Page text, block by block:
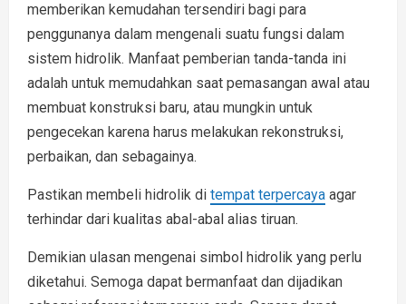
memberikan kemudahan tersendiri bagi para
penggunanya dalam mengenali suatu fungsi dalam
sistem hidrolik. Manfaat pemberian tanda-tanda ini
adalah untuk memudahkan saat pemasangan awal atau
membuat konstruksi baru, atau mungkin untuk
pengecekan karena harus melakukan rekonstruksi,
perbaikan, dan sebagainya.
Pastikan membeli hidrolik di tempat terpercaya agar
terhindar dari kualitas abal-abal alias tiruan.
Demikian ulasan mengenai simbol hidrolik yang perlu
diketahui. Semoga dapat bermanfaat dan dijadikan